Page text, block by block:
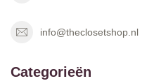
info@theclosetshop.nl
Categorieën